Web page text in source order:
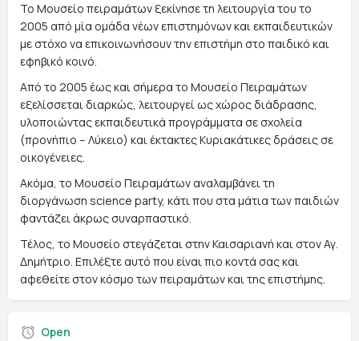
Το Μουσείο πειραμάτων ξεκίνησε τη λειτουργία του το
2005 από μία ομάδα νέων επιστημόνων και εκπαιδευτικών
με στόχο να επικοινωνήσουν την επιστήμη στο παιδικό και
εφηβικό κοινό.
Από το 2005 έως και σήμερα το Μουσείο Πειραμάτων
εξελίσσεται διαρκώς, λειτουργεί ως χώρος διάδρασης,
υλοποιώντας εκπαιδευτικά προγράμματα σε σχολεία
(προνήπιο – Λύκειο) και έκτακτες Κυριακάτικες δράσεις σε
οικογένειες.
Ακόμα, το Μουσείο Πειραμάτων αναλαμβάνει τη
διοργάνωση science party, κάτι που στα μάτια των παιδιών
φαντάζει άκρως συναρπαστικό.
Τέλος, το Μουσείο στεγάζεται στην Καισαριανή και στον Αγ.
Δημήτριο. Επιλέξτε αυτό που είναι πιο κοντά σας και
αφεθείτε στον κόσμο των πειραμάτων και της επιστήμης.
Open